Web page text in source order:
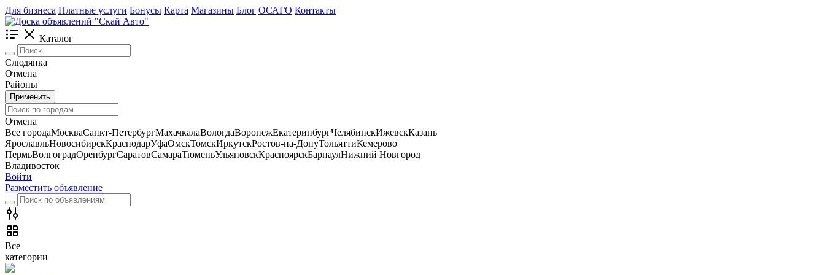
Для бизнеса Платные услуги Бонусы Карта Магазины Блог ОСАГО Контакты
Каталог
Слюдянка
Отмена
Районы
Применить
Отмена
Все городаМоскваСанкт-ПетербургМахачкалаВологдаВоронежЕкатеринбургЧелябинскИжевскКазань
ЯрославльНовосибирскКраснодарУфаОмскТомскИркутскРостов-на-ДонуТольяттиКемерово
ПермьВолгоградОренбургСаратовСамараТюменьУльяновскКрасноярскБарнаулНижний Новгород
Владивосток
Войти
Разместить объявление
Все
категории